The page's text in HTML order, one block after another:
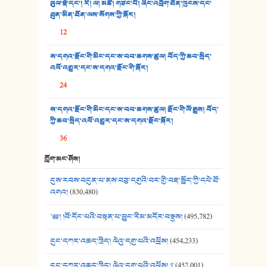
34. ཉི་མ་སེམས་ལ་ཞོག་དང་། - ཟླ་སྒྲོན།
36. ཟླ་གཞོན་སྙན་དབྱངས། - ཟླ་སྒྲོན།
38. ཡབ་ཡུམ། - ཟླ་སྒྲོན།
ཡུལ་སྡེ་དང་། རི། ལ། མཚོ། གཙང་པོ། ཞིང་འབྲོག་ཐོན་ཁུངས་དང་
ཐུན་མིན་ཐོན་ལས་སོགས་ཀྱི་སྐོར།
12
ས་དགའ་རྫོང་གི་མིང་དང་ས་བབ་ཆགས་ཚུལ། བོད་ཀྱི་ཆབ་སྲིད་
འཕོ་འགྱུར་དང་ས་དགའ་རྫོང་གི་སྐོར།
24
ས་དགའ་རྫོང་གི་མིང་དང་ས་བབ་ཆགས་ཚུལ། རྫོང་གི་ལོ་རྒྱུས། བོད་
ཀྱི་ཆབ་སྲིད་འཕོ་འགྱུར་དང་ས་དགའ་རྫོང་སྐོར།
36
ཀློག་མང་ཤོས།
དུས་རབས་བདུན་པ་ནས་བཅུ་དགུའི་བར་གྱི་བརྡ་སྤྲོད་ཀྱི་དཔེ་ཐོ་
འགའ།(830,480)
༄༅། །བོ་དོང་པའི་བསྟན་པ་བྱུང་རིམ་མདོར་བསྡུས།(495,782)
དུང་དཀར་འཆད་ཁྲིད། ལེའུ་དགུ་པའི་འཕྲོས།(454,233)